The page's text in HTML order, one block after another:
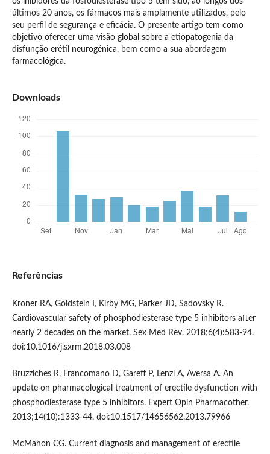
últimos 20 anos, os fármacos mais amplamente utilizados, pelo
seu perfil de segurança e eficácia. O presente artigo tem como
objetivo oferecer uma visão global sobre a etiopatogenia da
disfunção erétil neurogénica, bem como a sua abordagem
farmacológica.
Downloads
Referências
Kroner RA, Goldstein I, Kirby MG, Parker JD, Sadovsky R.
Cardiovascular safety of phosphodiesterase type 5 inhibitors after
nearly 2 decades on the market. Sex Med Rev. 2018;6(4):583-94.
doi:10.1016/j.sxrm.2018.03.008
Bruzziches R, Francomano D, Gareff P, Lenzl A, Aversa A. An
update on pharmacological treatment of erectile dysfunction with
phosphodiesterase type 5 inhibitors. Expert Opin Pharmacother.
2013;14(10):1333-44. doi:10.1517/14656562.2013.79966
McMahon CG. Current diagnosis and management of erectile